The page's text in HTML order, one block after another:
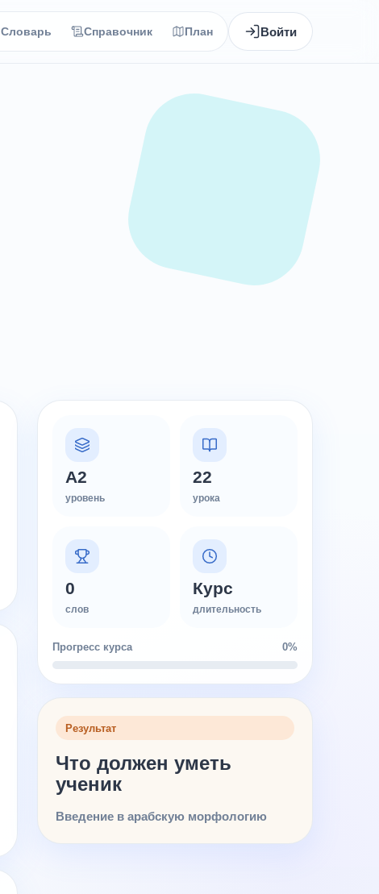
Словарь Справочник План Войти
A2
уровень
22
урока
0
слов
Курс
длительность
Прогресс курса 0%
Результат
Что должен уметь
ученик
Введение в арабскую морфологию